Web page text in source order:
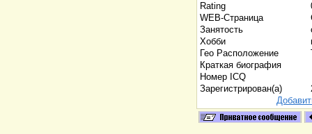
Rating
WEB-Страница
Занятость
Хобби
Гео Расположение
Краткая биография
Номер ICQ
Зарегистрирован(а)